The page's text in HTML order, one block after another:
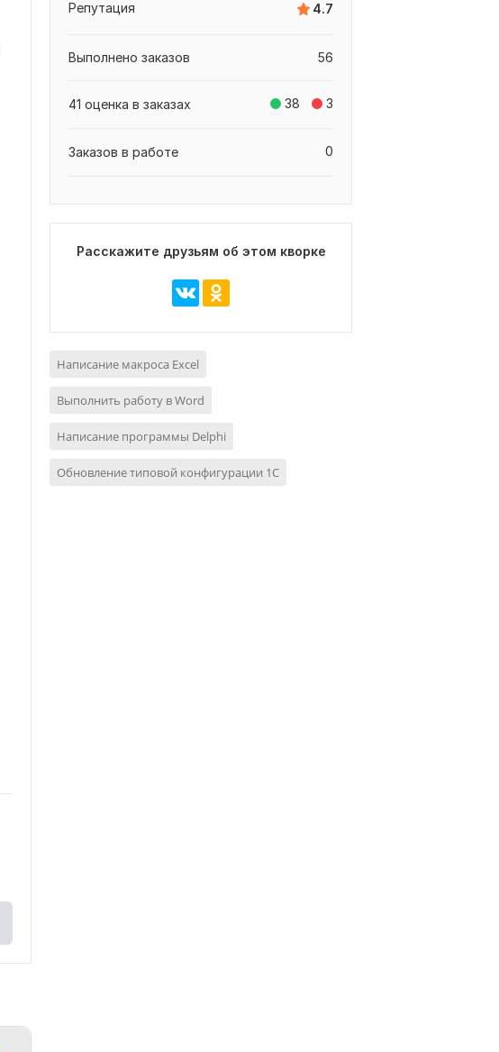
4.7
Репутация
56
Выполнено заказов
38 3
41 оценка в заказах
0
Заказов в работе
Расскажите друзьям об этом кворке
Написание макроса Excel
Выполнить работу в Word
Написание программы Delphi
Обновление типовой конфигурации 1С